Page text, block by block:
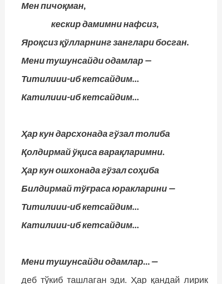
Мен пичоқман,
кескир дамимни нафсиз,
Яроқсиз қўлларнинг занглари босган.
Мени тушунсайди одамлар —
Титилиии-иб кетсайдим…
Катилиии-иб кетсайдим…
Ҳар кун дарсхонада гўзал толиба
Қолдирмай ўқиса варақларимни.
Ҳар кун ошхонада гўзал соҳиба
Билдирмай тўғраса юракларини —
Титилиии-иб кетсайдим…
Катилиии-иб кетсайдим…
Мени тушунсайди одамлар… —
деб тўкиб ташлаган эди. Ҳар қандай лирик